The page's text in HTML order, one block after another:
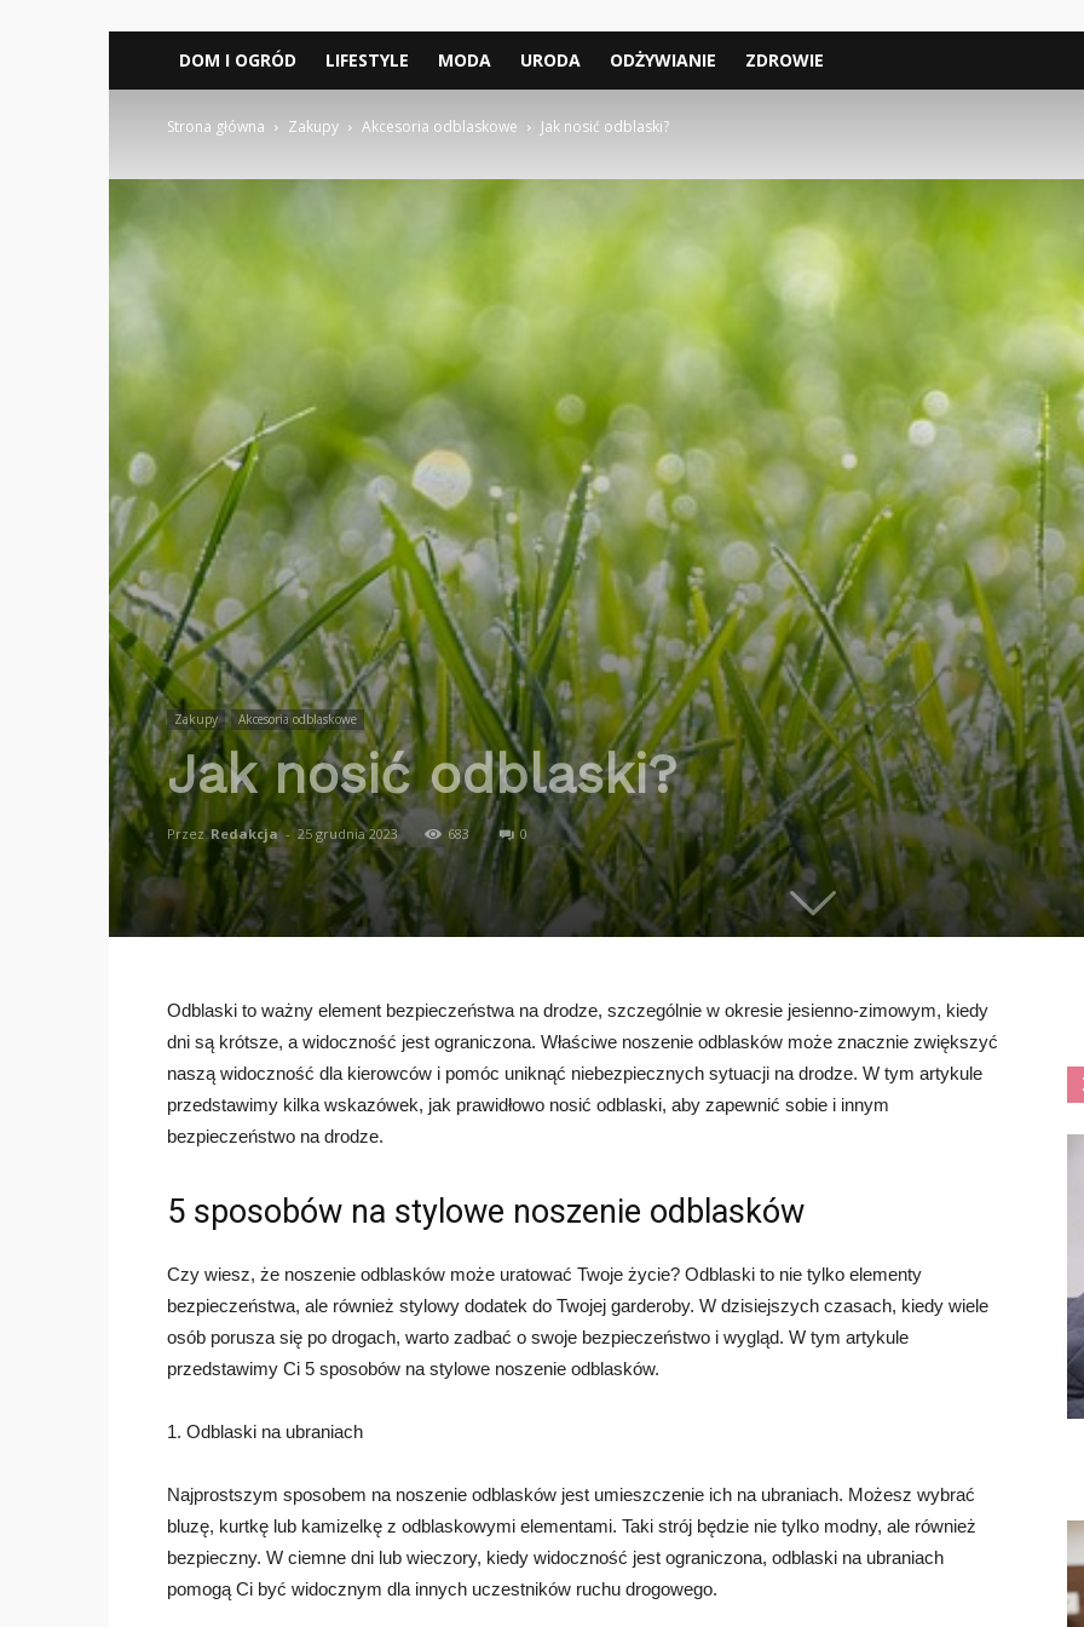
DOM I OGRÓD LIFESTYLE MODA URODA ODŻYWIANIE ZDROWIE
Strona główna Zakupy Akcesoria odblaskowe Jak nosić odblaski?
Zakupy Akcesoria odblaskowe
Jak nosić odblaski?
Przez Redakcja - 25 grudnia 2023 683 0
Odblaski to ważny element bezpieczeństwa na drodze, szczególnie w okresie jesienno-zimowym, kiedy
dni są krótsze, a widoczność jest ograniczona. Właściwe noszenie odblasków może znacznie zwiększyć
naszą widoczność dla kierowców i pomóc uniknąć niebezpiecznych sytuacji na drodze. W tym artykule
przedstawimy kilka wskazówek, jak prawidłowo nosić odblaski, aby zapewnić sobie i innym
bezpieczeństwo na drodze.
5 sposobów na stylowe noszenie odblasków
Czy wiesz, że noszenie odblasków może uratować Twoje życie? Odblaski to nie tylko elementy
bezpieczeństwa, ale również stylowy dodatek do Twojej garderoby. W dzisiejszych czasach, kiedy wiele
osób porusza się po drogach, warto zadbać o swoje bezpieczeństwo i wygląd. W tym artykule
przedstawimy Ci 5 sposobów na stylowe noszenie odblasków.
1. Odblaski na ubraniach
Najprostszym sposobem na noszenie odblasków jest umieszczenie ich na ubraniach. Możesz wybrać
bluzę, kurtkę lub kamizelkę z odblaskowymi elementami. Taki strój będzie nie tylko modny, ale również
bezpieczny. W ciemne dni lub wieczory, kiedy widoczność jest ograniczona, odblaski na ubraniach
pomogą Ci być widocznym dla innych uczestników ruchu drogowego.